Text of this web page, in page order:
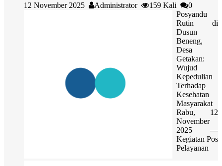
12 November 2025 Administrator 159 Kali
0
Posyandu
Rutin di
Dusun
Beneng,
Desa
Getakan:
Wujud
Kepedulian
Terhadap
Kesehatan
Masyarakat
Rabu, 12
November
2025 —
Kegiatan Pos
Pelayanan